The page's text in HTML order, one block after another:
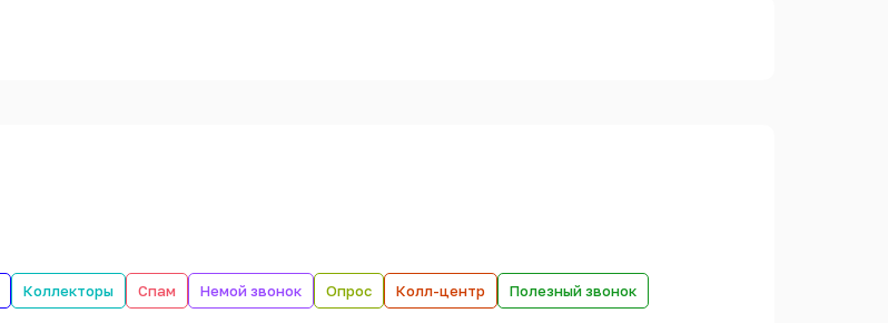
Коллекторы Спам Немой звонок Опрос Колл-центр Полезный звонок